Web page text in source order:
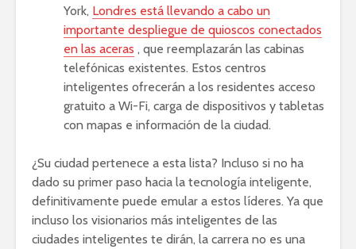
York, Londres está llevando a cabo un
importante despliegue de quioscos conectados
en las aceras , que reemplazarán las cabinas
telefónicas existentes. Estos centros
inteligentes ofrecerán a los residentes acceso
gratuito a Wi-Fi, carga de dispositivos y tabletas
con mapas e información de la ciudad.
¿Su ciudad pertenece a esta lista? Incluso si no ha
dado su primer paso hacia la tecnología inteligente,
definitivamente puede emular a estos líderes. Ya que
incluso los visionarios más inteligentes de las
ciudades inteligentes te dirán, la carrera no es una